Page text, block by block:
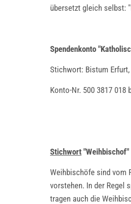
übersetzt gleich selbst:
Spendenkonto
Stichwort: Bistum Erfurt,
Konto-Nr. 500 3817 018
Stichwort "Weihbischof"
Weihbischöfe sind vom
vorstehen. In der Regel
tragen auch die